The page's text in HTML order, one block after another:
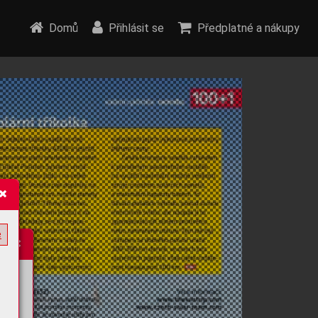
Domů Přihlásit se Předplatné a nákupy